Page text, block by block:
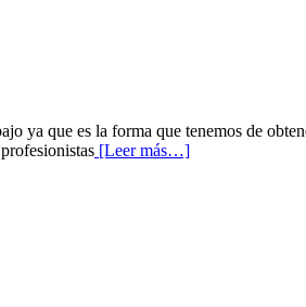
ya que es la forma que tenemos de
[Leer más…]